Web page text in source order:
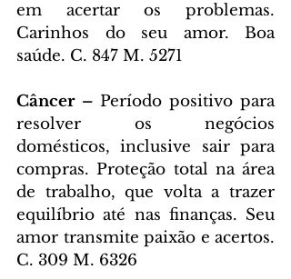
em acertar os problemas.
Carinhos do seu amor. Boa
saúde. C. 847 M. 5271
Câncer – Período positivo para
resolver os negócios
domésticos, inclusive sair para
compras. Proteção total na área
de trabalho, que volta a trazer
equilíbrio até nas finanças. Seu
amor transmite paixão e acertos.
C. 309 M. 6326